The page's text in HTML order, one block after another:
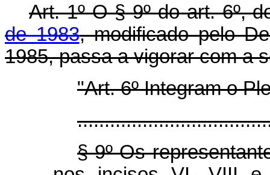
Art. 1º O § 9º do art. 6º,
de 1983, modificado pelo
1985, passa a vigorar com a
"Art. 6º Integram o
§ 9º Os